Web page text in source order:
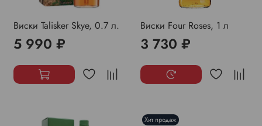
Виски Talisker Skye, 0.7 л.
5 990 ₽
Виски Four Roses, 1 л
3 730 ₽
Хит продаж